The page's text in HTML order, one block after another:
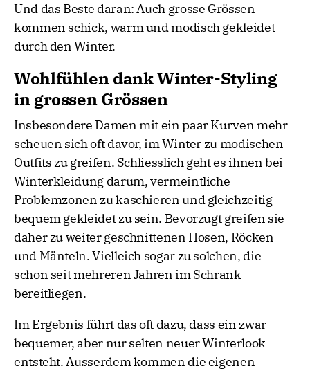
Und das Beste daran: Auch grosse Grössen
kommen schick, warm und modisch gekleidet
durch den Winter.
Wohlfühlen dank Winter-Styling
in grossen Grössen
Insbesondere Damen mit ein paar Kurven mehr
scheuen sich oft davor, im Winter zu modischen
Outfits zu greifen. Schliesslich geht es ihnen bei
Winterkleidung darum, vermeintliche
Problemzonen zu kaschieren und gleichzeitig
bequem gekleidet zu sein. Bevorzugt greifen sie
daher zu weiter geschnittenen Hosen, Röcken
und Mänteln. Vielleich sogar zu solchen, die
schon seit mehreren Jahren im Schrank
bereitliegen.
Im Ergebnis führt das oft dazu, dass ein zwar
bequemer, aber nur selten neuer Winterlook
entsteht. Ausserdem kommen die eigenen